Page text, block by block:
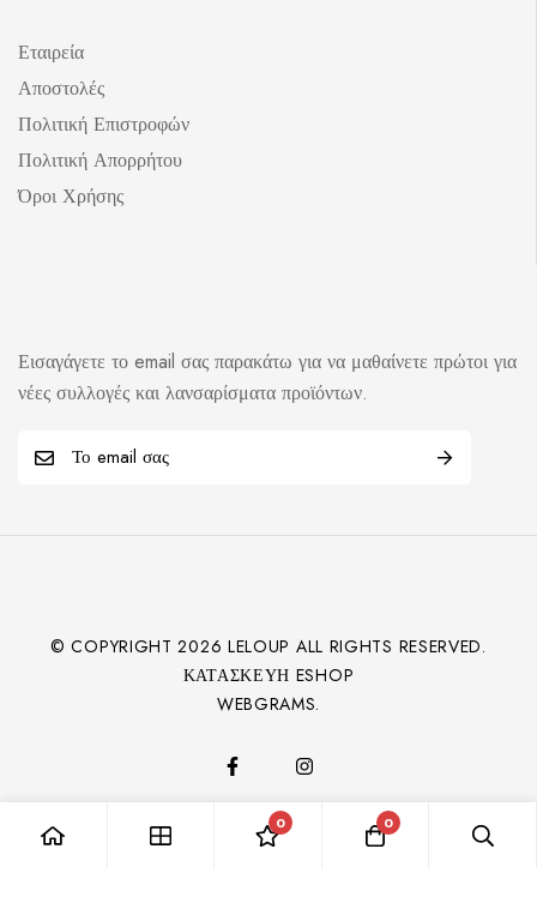
Εταιρεία
Αποστολές
Πολιτική Επιστροφών
Πολιτική Απορρήτου
Όροι Χρήσης
Εισαγάγετε το email σας παρακάτω για να μαθαίνετε πρώτοι για
νέες συλλογές και λανσαρίσματα προϊόντων.
© COPYRIGHT2026 LELOUP ALL RIGHTS RESERVED.
ΚΑΤΑΣΚΕΥΉ ESHOP
WEBGRAMS.
0 0